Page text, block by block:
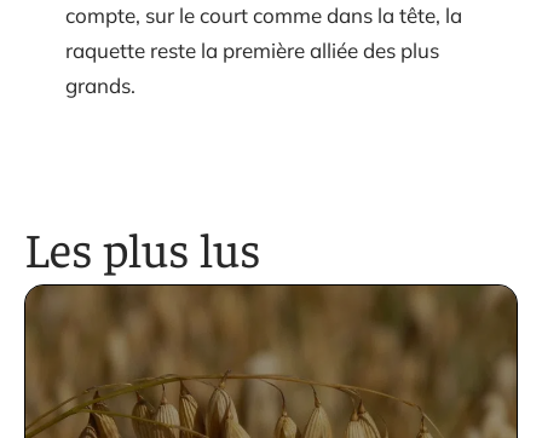
compte, sur le court comme dans la tête, la
raquette reste la première alliée des plus
grands.
Les plus lus